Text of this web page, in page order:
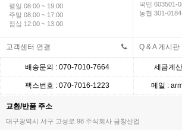
평일 08:00 ~ 19:00
주말 08:00 ~ 17:00
점심 12:00 ~ 13:00
국민 603501-
농협 301-
고객센터 연결 Q & A 게시판
배송문의 : 070-7010-7664 세금계
팩스번호 : 070-7016-1223 메일 :
교환/반품 주소
대구광역시 서구 고성로 98 주식회사 금창산업